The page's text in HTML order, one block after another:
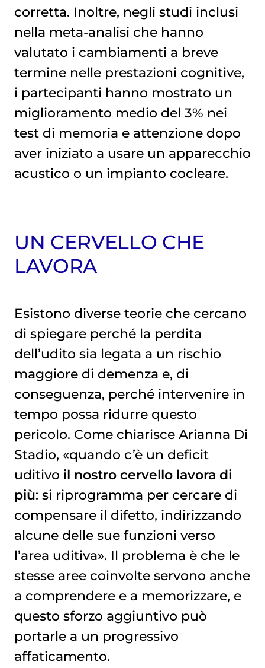
corretta. Inoltre, negli studi inclusi
nella meta-analisi che hanno
valutato i cambiamenti a breve
termine nelle prestazioni cognitive,
i partecipanti hanno mostrato un
miglioramento medio del 3% nei
test di memoria e attenzione dopo
aver iniziato a usare un apparecchio
acustico o un impianto cocleare.
UN CERVELLO CHE
LAVORA
Esistono diverse teorie che cercano
di spiegare perché la perdita
dell’udito sia legata a un rischio
maggiore di demenza e, di
conseguenza, perché intervenire in
tempo possa ridurre questo
pericolo. Come chiarisce Arianna Di
Stadio, «quando c’è un deficit
uditivo il nostro cervello lavora di
più: si riprogramma per cercare di
compensare il difetto, indirizzando
alcune delle sue funzioni verso
l’area uditiva». Il problema è che le
stesse aree coinvolte servono anche
a comprendere e a memorizzare, e
questo sforzo aggiuntivo può
portarle a un progressivo
affaticamento.